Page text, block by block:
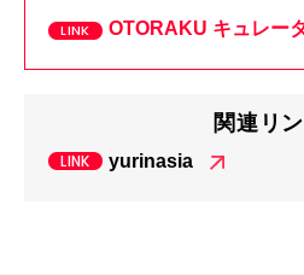
OTORAKU キュレー
関連リ
yurinasia